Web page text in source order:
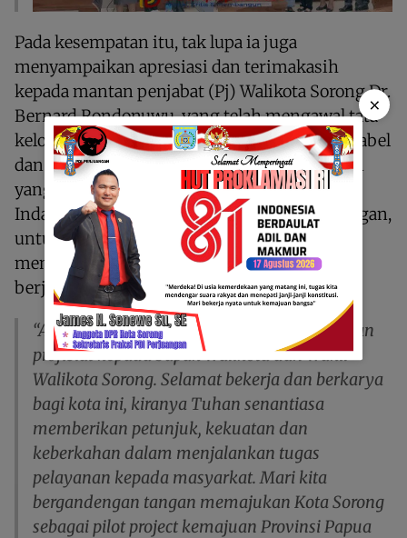
Pada kesempatan itu, tak lupa ia juga
menyampaikan apresiasi dan terimakasih
kepada mantan penjabat (Pj) Walikota Sorong Dr.
Bernard Rondonuwu, yang telah mengawal tata
kelola pemerintahan yang profesional, akuntabel
dan berwibawah, serta tata kelola lingkungan
yang berkelanjutan melalui gerakan Sorong
Indah, revitalisasi obyek kebersihan lingkungan,
untuk menuju Kota Sorong bebas banjir, dan
memfasilitasi pelaksanaan Pemilu sehingga
berjalan dengan aman dan lancar.
“Akhir kata, saya menyampaikan selamat dan
profisiat kepada bapak Walikota dan Wakil
Walikota Sorong. Selamat bekerja dan berkarya
bagi kota ini, kiranya Tuhan senantiasa
memberikan petunjuk, kekuatan dan
keberkahan dalam menjalankan tugas
pelayanan kepada masyarkat. Mari kita
bergandengan tangan memajukan Kota Sorong
sebagai pilot project kemajuan Provinsi Papua
×